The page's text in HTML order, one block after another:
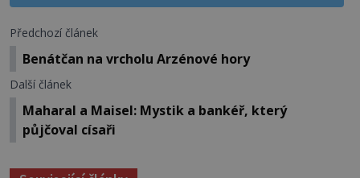
Předchozí článek
Benátčan na vrcholu Arzénové hory
Další článek
Maharal a Maisel: Mystik a bankéř, který
půjčoval císaři